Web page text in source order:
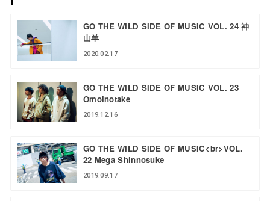
GO THE WILD SIDE OF MUSIC VOL. 24 神
山羊
2020.02.17
GO THE WILD SIDE OF MUSIC VOL. 23
Omoinotake
2019.12.16
GO THE WILD SIDE OF MUSIC<br>VOL.
22 Mega Shinnosuke
2019.09.17